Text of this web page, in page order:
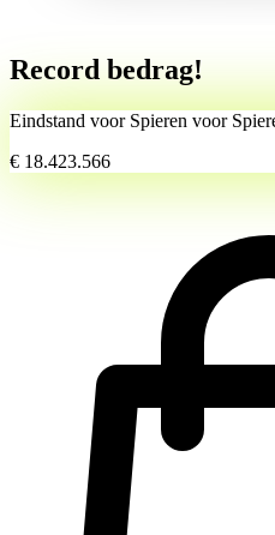
Record bedrag!
Eindstand voor Spieren voor
€ 18.423.566